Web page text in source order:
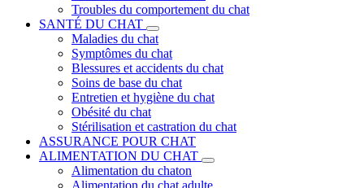
Troubles du comportement du chat
SANTÉ DU CHAT
Maladies du chat
Symptômes du chat
Blessures et accidents du chat
Soins de base du chat
Entretien et hygiène du chat
Obésité du chat
Stérilisation et castration du chat
ASSURANCE POUR CHAT
ALIMENTATION DU CHAT
Alimentation du chaton
Alimentation du chat adulte